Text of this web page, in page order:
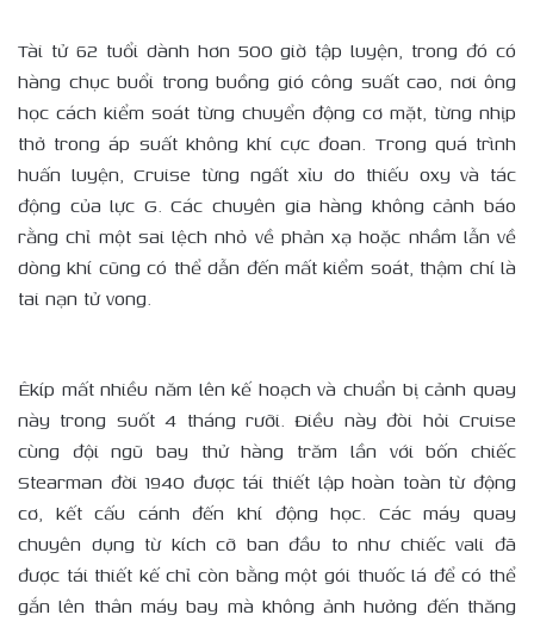
Tài tử 62 tuổi dành hơn 500 giờ tập luyện, trong đó có
hàng chục buổi trong buồng gió công suất cao, nơi ông
học cách kiểm soát từng chuyển động cơ mặt, từng nhịp
thở trong áp suất không khí cực đoan. Trong quá trình
huấn luyện, Cruise từng ngất xỉu do thiếu oxy và tác
động của lực G. Các chuyên gia hàng không cảnh báo
rằng chỉ một sai lệch nhỏ về phản xạ hoặc nhầm lẫn về
dòng khí cũng có thể dẫn đến mất kiểm soát, thậm chí là
tai nạn tử vong.
Êkíp mất nhiều năm lên kế hoạch và chuẩn bị cảnh quay
này trong suốt 4 tháng rưỡi. Điều này đòi hỏi Cruise
cùng đội ngũ bay thử hàng trăm lần với bốn chiếc
Stearman đời 1940 được tái thiết lập hoàn toàn từ động
cơ, kết cấu cánh đến khí động học. Các máy quay
chuyên dụng từ kích cỡ ban đầu to như chiếc vali đã
được tái thiết kế chỉ còn bằng một gói thuốc lá để có thể
gắn lên thân máy bay mà không ảnh hưởng đến thăng